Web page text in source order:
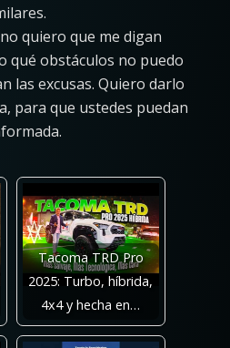
quiero que me digan
qué obstáculos no puedo
las excusas. Quiero darlo
para que ustedes puedan
Tacoma TRD Pro
2025: Turbo, híbrida,
4x4 y hecha en…